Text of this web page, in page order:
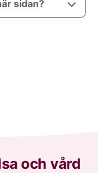
sidan?
och vård